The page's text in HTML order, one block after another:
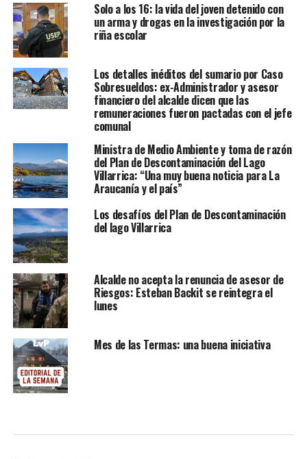
Solo a los 16: la vida del joven detenido con
un arma y drogas en la investigación por la
riña escolar
Los detalles inéditos del sumario por Caso
Sobresueldos: ex-Administrador y asesor
financiero del alcalde dicen que las
remuneraciones fueron pactadas con el jefe
comunal
Ministra de Medio Ambiente y toma de razón
del Plan de Descontaminación del Lago
Villarrica: “Una muy buena noticia para La
Araucanía y el país”
Los desafíos del Plan de Descontaminación
del lago Villarrica
Alcalde no acepta la renuncia de asesor de
Riesgos: Esteban Backit se reintegra el
lunes
Mes de las Termas: una buena iniciativa